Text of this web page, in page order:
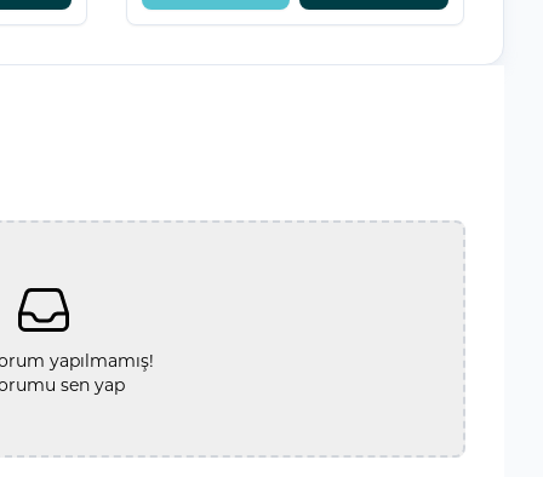
yapılmamış!
sen yap